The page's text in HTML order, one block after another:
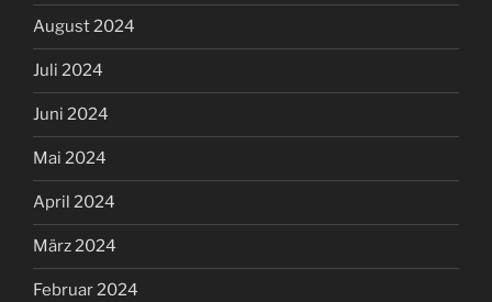
August 2024
Juli 2024
Juni 2024
Mai 2024
April 2024
März 2024
Februar 2024